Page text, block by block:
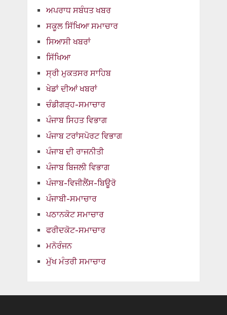
ਅਪਰਾਧ ਸਬੰਧਤ ਖਬਰ
ਸਕੂਲ ਸਿੱਖਿਆ ਸਮਾਚਾਰ
ਸਿਆਸੀ ਖਬਰਾਂ
ਸਿੱਖਿਆ
ਸ੍ਰੀ ਮੁਕਤਸਰ ਸਾਹਿਬ
ਖੇਡਾਂ ਦੀਆਂ ਖਬਰਾਂ
ਚੰਡੀਗੜ੍ਹ-ਸਮਾਚਾਰ
ਪੰਜਾਬ ਸਿਹਤ ਵਿਭਾਗ
ਪੰਜਾਬ ਟਰਾਂਸਪੋਰਟ ਵਿਭਾਗ
ਪੰਜਾਬ ਦੀ ਰਾਜਨੀਤੀ
ਪੰਜਾਬ ਬਿਜਲੀ ਵਿਭਾਗ
ਪੰਜਾਬ-ਵਿਜੀਲੈਂਸ-ਬਿਊਰੋ
ਪੰਜਾਬੀ-ਸਮਾਚਾਰ
ਪਠਾਨਕੋਟ ਸਮਾਚਾਰ
ਫਰੀਦਕੋਟ-ਸਮਾਚਾਰ
ਮਨੋਰੰਜਨ
ਮੁੱਖ ਮੰਤਰੀ ਸਮਾਚਾਰ